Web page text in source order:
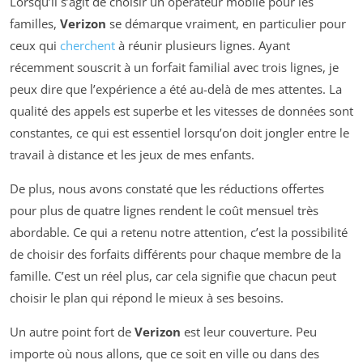
familles, Verizon se démarque vraiment, en particulier pour
ceux qui cherchent à réunir plusieurs lignes. Ayant
récemment souscrit à un forfait familial avec trois lignes, je
peux dire que l’expérience a été au-delà de mes attentes. La
qualité des appels est superbe et les vitesses de données sont
constantes, ce qui est essentiel lorsqu’on doit jongler entre le
travail à distance et les jeux de mes enfants.
De plus, nous avons constaté que les réductions offertes
pour plus de quatre lignes rendent le coût mensuel très
abordable. Ce qui a retenu notre attention, c’est la possibilité
de choisir des forfaits différents pour chaque membre de la
famille. C’est un réel plus, car cela signifie que chacun peut
choisir le plan qui répond le mieux à ses besoins.
Un autre point fort de Verizon est leur couverture. Peu
importe où nous allons, que ce soit en ville ou dans des